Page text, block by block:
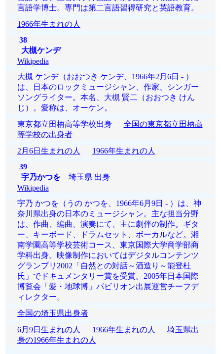
言語学博士。専門は第二言語習得研究と英語教育。
1966年生まれの人
38
大槻ケンヂ
Wikipedia
大槻 ケンヂ（おおつき ケンヂ、1966年2月6日 - ）
は、日本のロックミュージシャン、作家、シンガー
ソングライター。本名、大槻 賢二（おおつき けん
じ）。愛称は、オーケン。
東京都立田柄高等学校出身 全国の東京都立田柄高
等学校の出身者
2月6日生まれの人
1966年生まれの人
39
宇乃かつを埼玉県 出身
Wikipedia
宇乃 かつを（うの かつを、1966年6月9日 - ）は、神
奈川県出身の日本のミュージシャン。主な担当分野
は、作曲、編曲、演奏にて、主に劇伴の制作。ギタ
ー、キーボード、ドラムセット、ボーカルなど。湘
南学園高等学校芸術コース、東京国際大学商学部商
学科出身。映像制作においてはデジタルコンテンツ
グランプリ2002「自然との対話～酒造り～能登杜
氏」でドキュメンタリー賞を受賞。2005年日本国際
博覧会「愛・地球博」パビリオン出展運営チーフデ
ィレクター。
全国の埼玉県出身者
6月9日生まれの人
1966年生まれの人
埼玉県出
身の1966年生まれの人